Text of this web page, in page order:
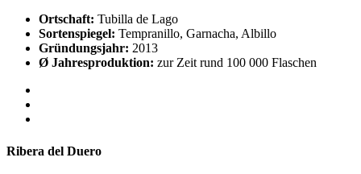
Ortschaft: Tubilla de Lago
Sortenspiegel: Tempranillo, Garnacha, Albillo
Gründungsjahr: 2013
Ø Jahresproduktion: zur Zeit rund 100 000 Flaschen
Ribera del Duero